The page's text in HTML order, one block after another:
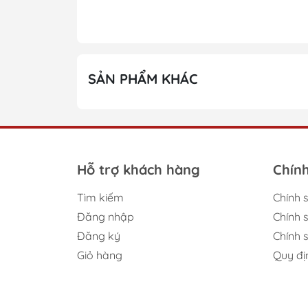
SẢN PHẨM KHÁC
Hỗ trợ khách hàng
Tìm kiếm
Đăng nhập
Đăng ký
Giỏ hàng
Chính
Chính
Chính
Quy